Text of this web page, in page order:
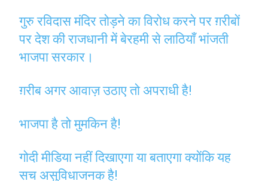
गुरु रविदास मंदिर तोड़ने का विरोध करने पर ग़रीबों
पर देश की राजधानी में बेरहमी से लाठियाँ भांजती
भाजपा सरकार।
ग़रीब अगर आवाज़ उठाए तो अपराधी है!
भाजपा है तो मुमकिन है!
गोदी मीडिया नहीं दिखाएगा या बताएगा क्योंकि यह
सच असुविधाजनक है!